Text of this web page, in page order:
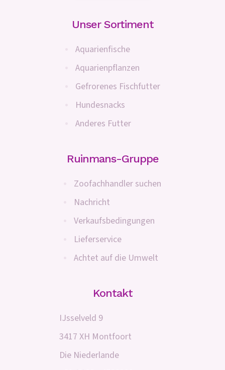
Unser Sortiment
Aquarienfische
Aquarienpflanzen
Gefrorenes Fischfutter
Hundesnacks
Anderes Futter
Ruinmans-Gruppe
Zoofachhandler suchen
Nachricht
Verkaufsbedingungen
Lieferservice
Achtet auf die Umwelt
Kontakt
IJsselveld 9
3417 XH Montfoort
Die Niederlande